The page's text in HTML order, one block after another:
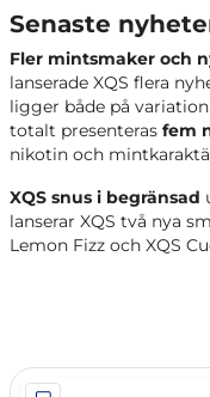
Senaste
Fler mintsmaker och
lanserade XQS flera
ligger både på
totalt presenteras fem
nikotin och
XQS snus i begränsad
lanserar XQS två nya
Lemon Fizz och XQS